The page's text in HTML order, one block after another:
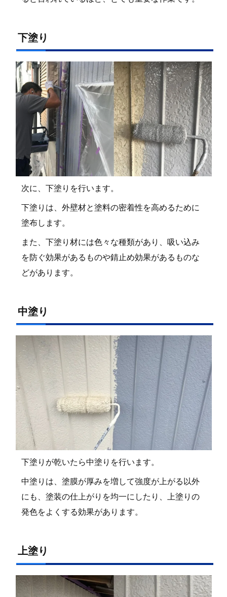
下塗り
次に、下塗りを行います。
下塗りは、外壁材と塗料の密着性を高めるために
塗布します。
また、下塗り材には色々な種類があり、吸い込み
を防ぐ効果があるものや錆止め効果があるものな
どがあります。
中塗り
下塗りが乾いたら中塗りを行います。
中塗りは、塗膜が厚みを増して強度が上がる以外
にも、塗装の仕上がりを均一にしたり、上塗りの
発色をよくする効果があります。
上塗り